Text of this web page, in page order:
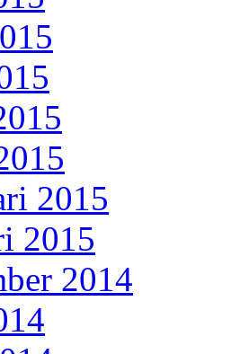
2015
2015
2014